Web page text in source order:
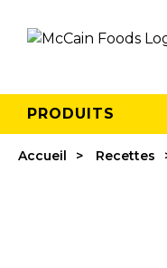
PRODUITS
Accueil Recettes